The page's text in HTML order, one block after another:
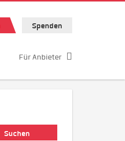
Spenden
Für Anbieter